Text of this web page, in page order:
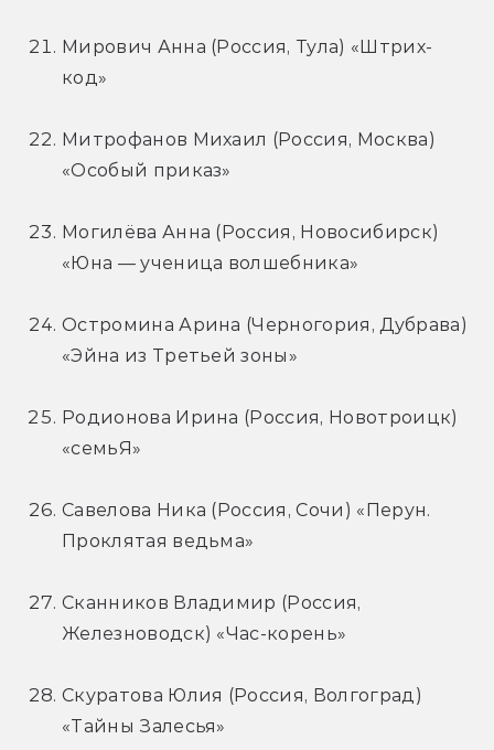
Мирович Анна (Россия, Тула) «Штрих-
код»
Митрофанов Михаил (Россия, Москва)
«Особый приказ»
Могилёва Анна (Россия, Новосибирск)
«Юна — ученица волшебника»
Остромина Арина (Черногория, Дубрава)
«Эйна из Третьей зоны»
Родионова Ирина (Россия, Новотроицк)
«семьЯ»
Савелова Ника (Россия, Сочи) «Перун.
Проклятая ведьма»
Сканников Владимир (Россия,
Железноводск) «Час-корень»
Скуратова Юлия (Россия, Волгоград)
«Тайны Залесья»